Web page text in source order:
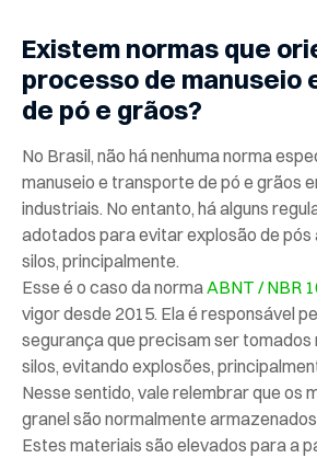
Existem normas que
processo de manuseio
de pó e grãos?
No Brasil, não há nenhuma norma
manuseio e transporte de pó e grãos
industriais. No entanto, há alguns
adotados para evitar explosão de pós
silos, principalmente.
Esse é o caso da normaABNT / NBR
vigor desde 2015. Ela é responsável
segurança que precisam ser tomados
silos, evitando explosões,
Nesse sentido, vale relembrar que os
granel são normalmente
Estes materiais são elevados para a